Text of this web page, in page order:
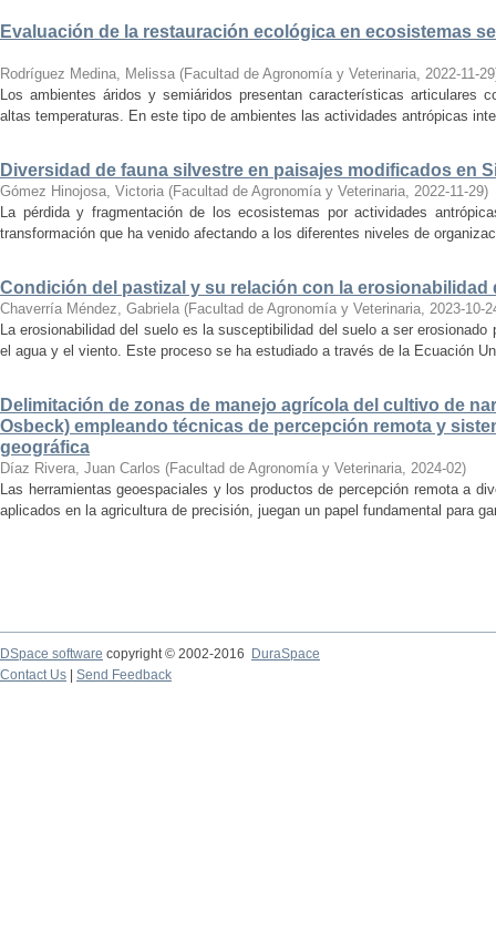
Evaluación de la restauración ecológica en ecosistemas
Rodríguez Medina, Melissa (Facultad de Agronomía y Veterinaria, 2022-11-29
Los ambientes áridos y semiáridos presentan características articulares
altas temperaturas. En este tipo de ambientes las actividades antrópicas
Diversidad de fauna silvestre en paisajes modificados en
Gómez Hinojosa, Victoria (Facultad de Agronomía y Veterinaria, 2022-11-29)
La pérdida y fragmentación de los ecosistemas por actividades
transformación que ha venido afectando a los diferentes niveles de
Condición del pastizal y su relación con la erosionabilidad
Chaverría Méndez, Gabriela (Facultad de Agronomía y Veterinaria, 2023-10-
La erosionabilidad del suelo es la susceptibilidad del suelo a ser
el agua y el viento. Este proceso se ha estudiado a través de la Ecuación
Delimitación de zonas de manejo agrícola del cultivo de
Osbeck) empleando técnicas de percepción remota y
geográfica
Díaz Rivera, Juan Carlos (Facultad de Agronomía y Veterinaria, 2024-02)
Las herramientas geoespaciales y los productos de percepción remota a
aplicados en la agricultura de precisión, juegan un papel fundamental para
DSpace software copyright © 2002-2016
DuraSpace
Contact Us
Send Feedback